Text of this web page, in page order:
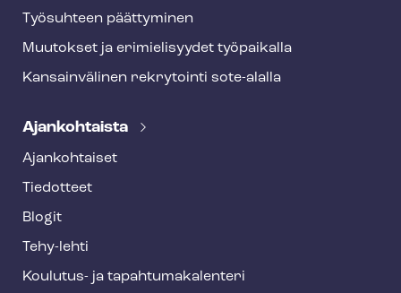
Työsuhteen päättyminen
Muutokset ja erimielisyydet työpaikalla
Kansainvälinen rekrytointi sote-alalla
Ajankohtaista
Ajankohtaiset
Tiedotteet
Blogit
Tehy-lehti
Koulutus- ja ta­pah­tu­ma­ka­len­te­ri